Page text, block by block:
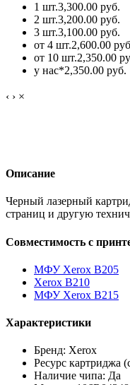
1 шт.3,300.00 руб.
2 шт.3,200.00 руб.
3 шт.3,100.00 руб.
от 4 шт.2,600.00
от 10 шт.2,350.00
у нас*2,350.00 руб.
‹ › ×
Описание
Черный лазерный
страниц и другую
Совместимость с
МФУ Xerox B205
Xerox B210
МФУ Xerox B215
Характеристики
Бренд: Xerox
Ресурс картриджа
Наличие чипа: Да